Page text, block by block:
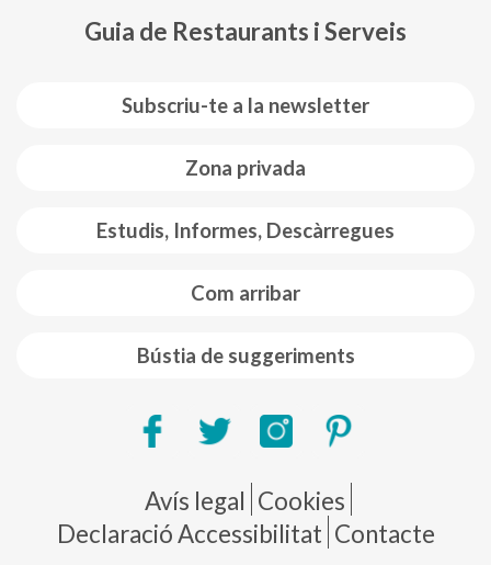
Subscriu-te a la newsletter
Zona privada
Estudis, Informes, Descàrregues
Com arribar
Bústia de suggeriments
Guia de Restaurants i Serveis
Pie de página
Avís legal Cookies
Declaració Accessibilitat Contacte